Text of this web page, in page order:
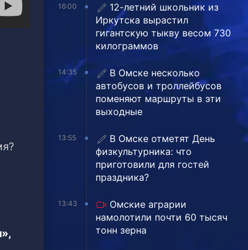
16:00
12-летний школьник из
Иркутска вырастил
гигантскую тыкву весом 730
килограммов
14:35
В Омске несколько
автобусов и троллейбусов
поменяют маршруты в эти
выходные
13:55
В Омске отметят День
физкультурника: что
приготовили для гостей
праздника?
13:43
Омские аграрии
намолотили почти 60 тысяч
тонн зерна